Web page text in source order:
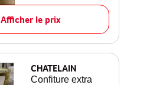
Afficher le prix
CHATELAIN
Confiture extra